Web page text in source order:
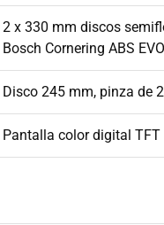
2 x 330 mm discos
Bosch Cornering ABS EVO
Disco 245 mm, pinza de
Pantalla color digital TFT